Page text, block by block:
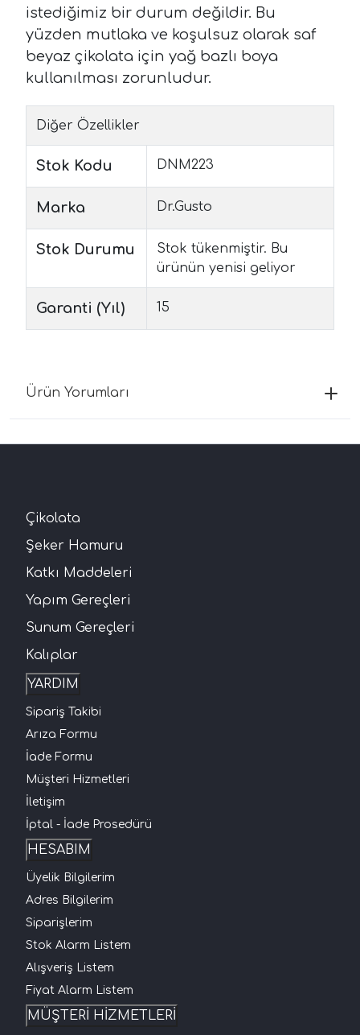
istediğimiz bir durum değildir. Bu
yüzden mutlaka ve koşulsuz olarak saf
beyaz çikolata için yağ bazlı boya
kullanılması zorunludur.
Diğer Özellikler
Stok Kodu DNM223
Marka Dr.Gusto
Stok Durumu
Stok tükenmiştir. Bu
ürünün yenisi geliyor
Garanti (Yıl) 15
Ürün Yorumları
Çikolata
Şeker Hamuru
Katkı Maddeleri
Yapım Gereçleri
Sunum Gereçleri
Kalıplar
YARDIM
Sipariş Takibi
Arıza Formu
İade Formu
Müşteri Hizmetleri
İletişim
İptal - İade Prosedürü
HESABIM
Üyelik Bilgilerim
Adres Bilgilerim
Siparişlerim
Stok Alarm Listem
Alışveriş Listem
Fiyat Alarm Listem
MÜŞTERİ HİZMETLERİ